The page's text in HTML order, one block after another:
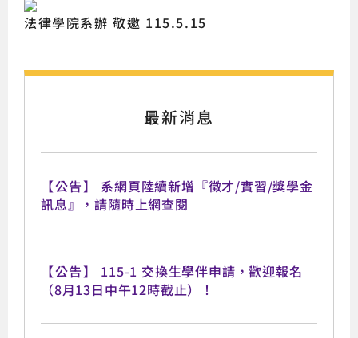
法律學院系辦 敬邀 115.5.15
最新消息
【公告】
系網頁陸續新增『徵才/實習/獎學金
訊息』，請隨時上網查閱
【公告】
115-1 交換生學伴申請，歡迎報名
（8月13日中午12時截止）！